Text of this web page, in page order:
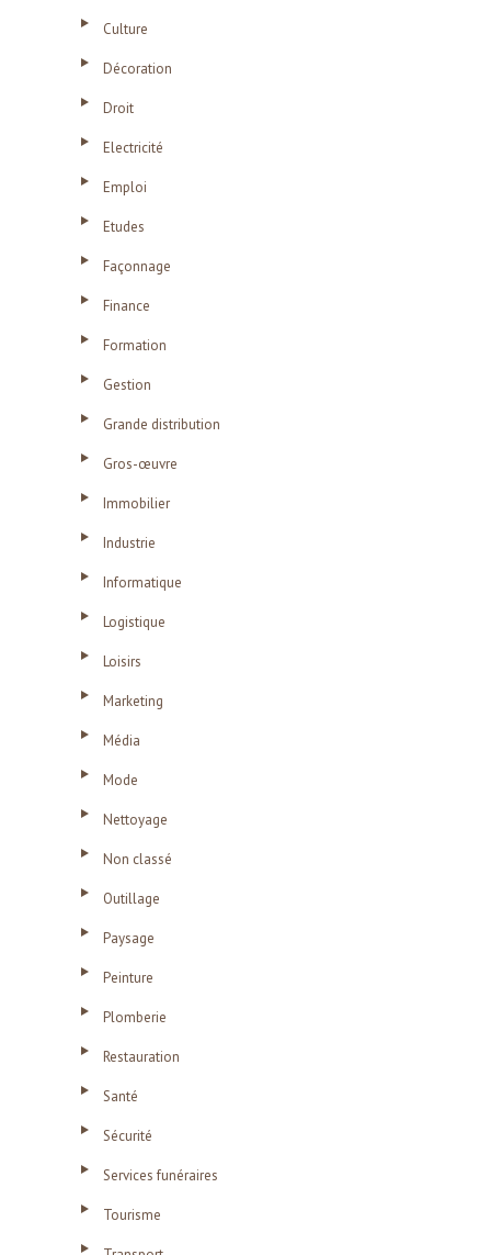
Culture
Décoration
Droit
Electricité
Emploi
Etudes
Façonnage
Finance
Formation
Gestion
Grande distribution
Gros-œuvre
Immobilier
Industrie
Informatique
Logistique
Loisirs
Marketing
Média
Mode
Nettoyage
Non classé
Outillage
Paysage
Peinture
Plomberie
Restauration
Santé
Sécurité
Services funéraires
Tourisme